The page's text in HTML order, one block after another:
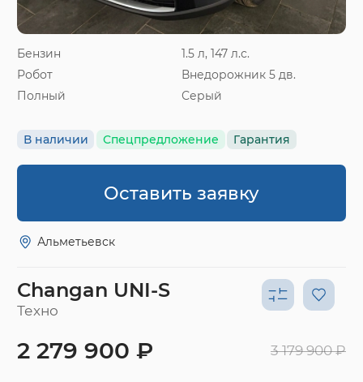
Бензин
1.5 л, 147 л.с.
Робот
Внедорожник 5 дв.
Полный
Серый
В наличии Спецпредложение Гарантия
Оставить заявку
Альметьевск
Changan UNI-S
Техно
2 279 900 ₽ 3 179 900 ₽